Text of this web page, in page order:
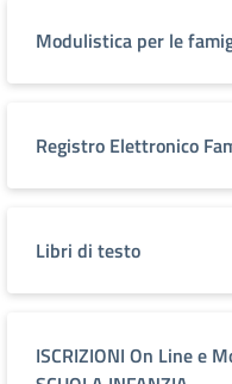
Modulistica per le
Registro Elettronico
Libri di testo
ISCRIZIONI On Line e